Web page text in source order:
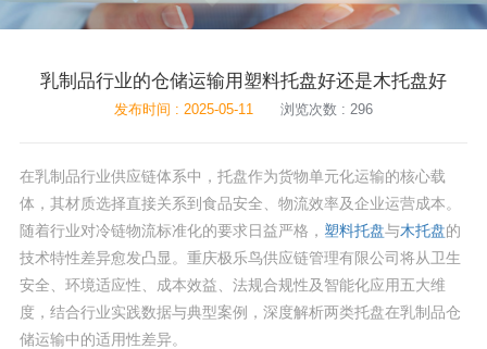
乳制品行业的仓储运输用塑料托盘好还是木托盘好
发布时间 : 2025-05-11 浏览次数 : 296
在乳制品行业供应链体系中，托盘作为货物单元化运输的核心载
体，其材质选择直接关系到食品安全、物流效率及企业运营成本。
随着行业对冷链物流标准化的要求日益严格， 塑料托盘与木托盘的
技术特性差异愈发凸显。重庆极乐鸟供应链管理有限公司将从卫生
安全、环境适应性、成本效益、法规合规性及智能化应用五大维
度，结合行业实践数据与典型案例，深度解析两类托盘在乳制品仓
储运输中的适用性差异。